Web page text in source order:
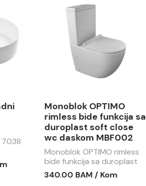
7038
Monoblok OPTIMO
rimless bide funkcija sa
duroplast soft close
wc daskom MBF002
Monoblok OPTIMO rimless
bide funkcija sa duroplast
soft close wc daskom
MBF002
340.00 BAM / Kom